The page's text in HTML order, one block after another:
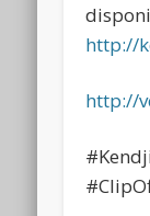
http://
http://